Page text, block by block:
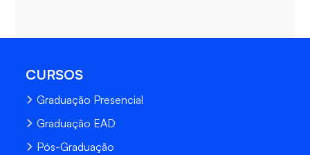
CURSOS
Graduação Presencial
Graduação EAD
Pós-Graduação